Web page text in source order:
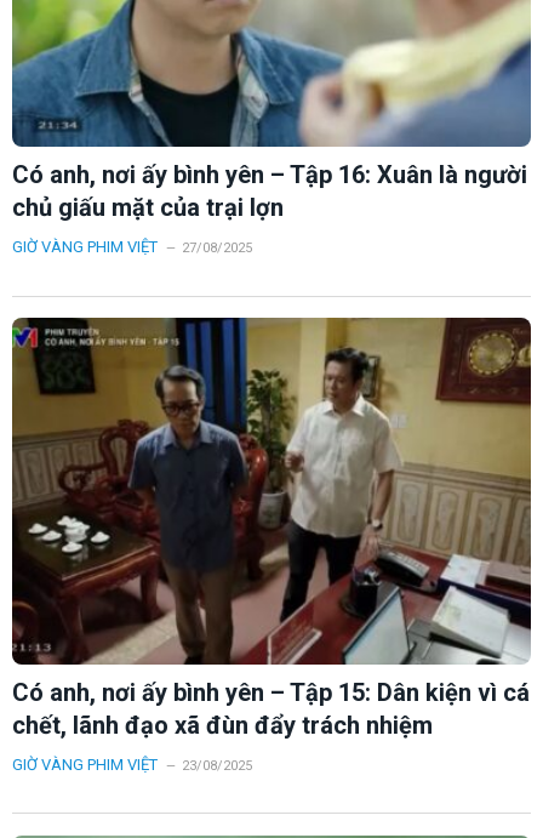
Có anh, nơi ấy bình yên – Tập 16: Xuân là người
chủ giấu mặt của trại lợn
GIỜ VÀNG PHIM VIỆT 27/08/2025
Có anh, nơi ấy bình yên – Tập 15: Dân kiện vì cá
chết, lãnh đạo xã đùn đẩy trách nhiệm
GIỜ VÀNG PHIM VIỆT 23/08/2025